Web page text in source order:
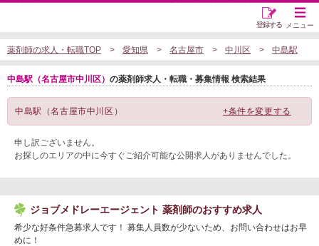
メニュー
登録する
薬剤師の求人・転職TOP 愛知県 名古屋市 中川区 中島駅
中島駅（名古屋市中川区） の薬剤師求人・転職・募集情報 検索結果
中島駅（名古屋市中川区） +条件を変更する
申し訳ございません。
お探しのエリアの中に今すぐご紹介可能な公開求人がありませんでした。
ジョブメドレーエージェント 薬剤師のおすすめ求人
希少な好条件急募求人です！ 募集人員数が少ないため、お問い合わせはお早
めに！